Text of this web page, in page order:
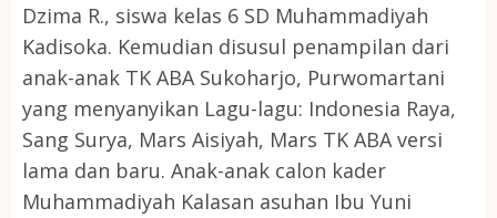
Dzima R., siswa kelas 6 SD Muhammadiyah
Kadisoka. Kemudian disusul penampilan dari
anak-anak TK ABA Sukoharjo, Purwomartani
yang menyanyikan Lagu-lagu: Indonesia Raya,
Sang Surya, Mars Aisiyah, Mars TK ABA versi
lama dan baru. Anak-anak calon kader
Muhammadiyah Kalasan asuhan Ibu Yuni